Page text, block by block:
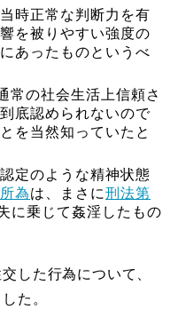
時正常な判断力を有
を被りやすい強度の
あったものというべ
常の社会生活上信頼さ
底認められないので
を当然知っていたと
定のような精神状態
所為は、まさに刑法第
に乗じて姦淫したもの
した行為について、
た。